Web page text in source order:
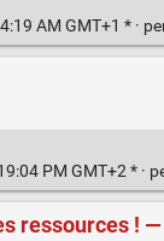
AM GMT+1 * ·
PM GMT+2 * ·
ressources !